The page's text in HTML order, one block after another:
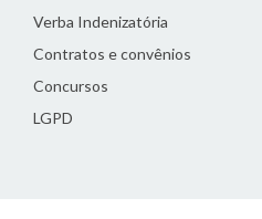
Verba Indenizatória
Contratos e convênios
Concursos
LGPD